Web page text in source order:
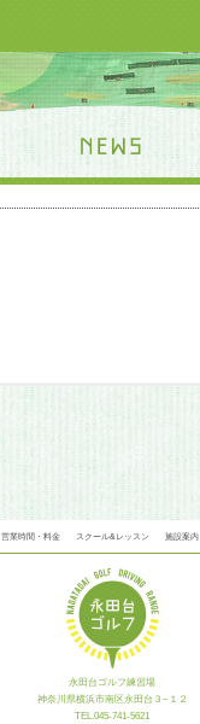
営業時間・料金 スクール&レッスン 施設案内
永田台ゴルフ練習場
神奈川県横浜市南区永田台３−１２
TEL.045-741-5621